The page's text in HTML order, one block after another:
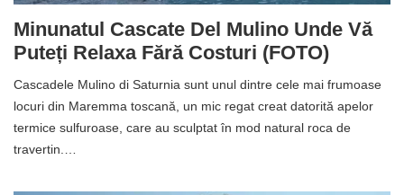
Minunatul Cascate Del Mulino Unde Vă
Puteți Relaxa Fără Costuri (FOTO)
Cascadele Mulino di Saturnia sunt unul dintre cele mai frumoase
locuri din Maremma toscană, un mic regat creat datorită apelor
termice sulfuroase, care au sculptat în mod natural roca de
travertin.…